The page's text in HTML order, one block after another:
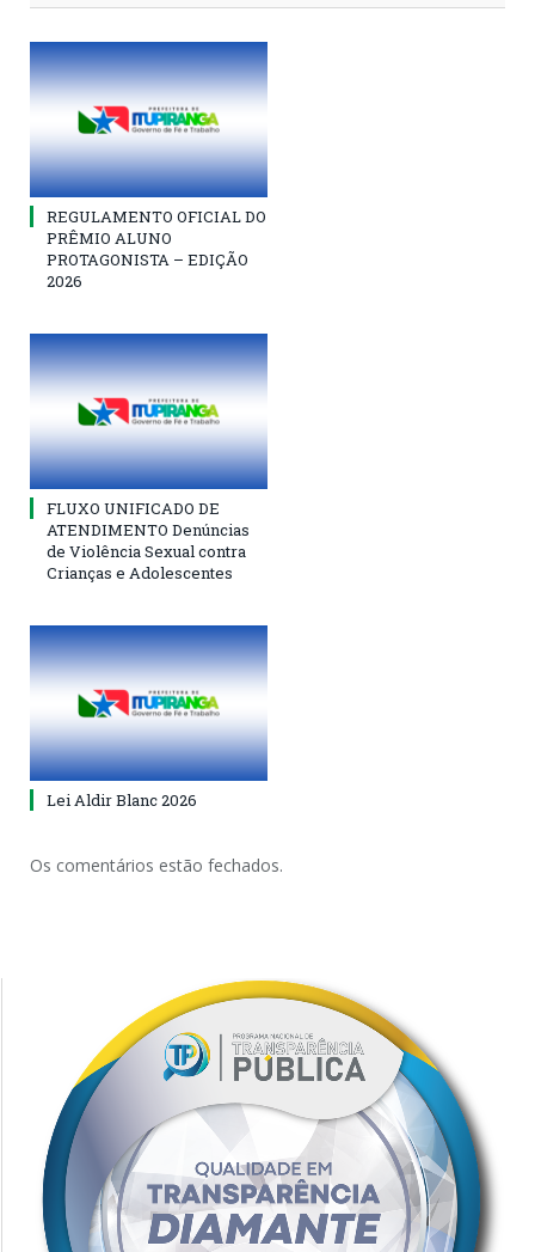
REGULAMENTO OFICIAL DO
PRÊMIO ALUNO
PROTAGONISTA – EDIÇÃO
2026
FLUXO UNIFICADO DE
ATENDIMENTO Denúncias
de Violência Sexual contra
Crianças e Adolescentes
Lei Aldir Blanc 2026
Os comentários estão fechados.